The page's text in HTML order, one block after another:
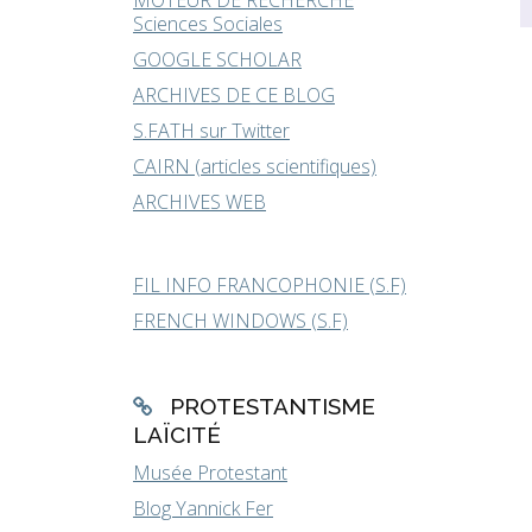
Sciences Sociales
GOOGLE SCHOLAR
ARCHIVES DE CE BLOG
S.FATH sur Twitter
CAIRN (articles scientifiques)
ARCHIVES WEB
FIL INFO FRANCOPHONIE (S.F)
FRENCH WINDOWS (S.F)
PROTESTANTISME
LAÏCITÉ
Musée Protestant
Blog Yannick Fer